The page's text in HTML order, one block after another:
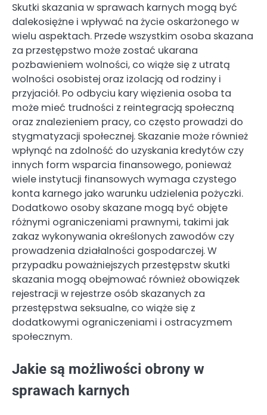
Skutki skazania w sprawach karnych mogą być
dalekosiężne i wpływać na życie oskarżonego w
wielu aspektach. Przede wszystkim osoba skazana
za przestępstwo może zostać ukarana
pozbawieniem wolności, co wiąże się z utratą
wolności osobistej oraz izolacją od rodziny i
przyjaciół. Po odbyciu kary więzienia osoba ta
może mieć trudności z reintegracją społeczną
oraz znalezieniem pracy, co często prowadzi do
stygmatyzacji społecznej. Skazanie może również
wpłynąć na zdolność do uzyskania kredytów czy
innych form wsparcia finansowego, ponieważ
wiele instytucji finansowych wymaga czystego
konta karnego jako warunku udzielenia pożyczki.
Dodatkowo osoby skazane mogą być objęte
różnymi ograniczeniami prawnymi, takimi jak
zakaz wykonywania określonych zawodów czy
prowadzenia działalności gospodarczej. W
przypadku poważniejszych przestępstw skutki
skazania mogą obejmować również obowiązek
rejestracji w rejestrze osób skazanych za
przestępstwa seksualne, co wiąże się z
dodatkowymi ograniczeniami i ostracyzmem
społecznym.
Jakie są możliwości obrony w
sprawach karnych